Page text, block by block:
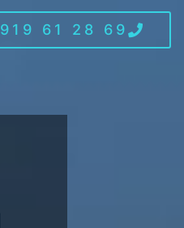
919 61 28 69